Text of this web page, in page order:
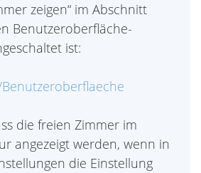
zeigen“ im Abschnitt
Benutzeroberfläche-
ist:
die freien Zimmer im
angezeigt werden, wenn in
die Einstellung